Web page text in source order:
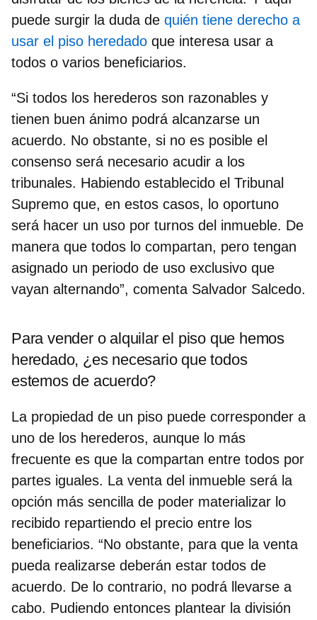
puede surgir la duda de quién tiene derecho a
usar el piso heredado que interesa usar a
todos o varios beneficiarios.
“Si todos los herederos son razonables y
tienen buen ánimo podrá alcanzarse un
acuerdo. No obstante, si no es posible el
consenso será necesario acudir a los
tribunales. Habiendo establecido el Tribunal
Supremo que, en estos casos, lo oportuno
será hacer un uso por turnos del inmueble. De
manera que todos lo compartan, pero tengan
asignado un periodo de uso exclusivo que
vayan alternando”, comenta Salvador Salcedo.
Para vender o alquilar el piso que hemos
heredado, ¿es necesario que todos
estemos de acuerdo?
La propiedad de un piso puede corresponder a
uno de los herederos, aunque lo más
frecuente es que la compartan entre todos por
partes iguales. La venta del inmueble será la
opción más sencilla de poder materializar lo
recibido repartiendo el precio entre los
beneficiarios. “No obstante, para que la venta
pueda realizarse deberán estar todos de
acuerdo. De lo contrario, no podrá llevarse a
cabo. Pudiendo entonces plantear la división